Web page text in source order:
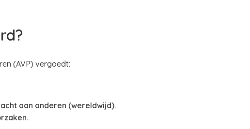
(AVP) vergoedt:
aan anderen (wereldwijd).